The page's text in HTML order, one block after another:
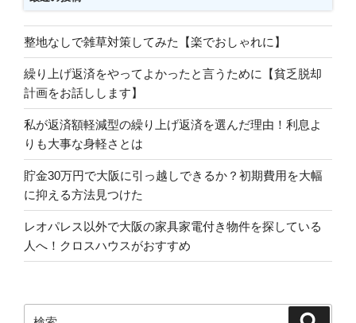
整地なしで雑草対策してみた【楽でおしゃれに】
繰り上げ返済をやってよかったと言うために【貧乏脱却
計画をお話しします】
私が返済額軽減型の繰り上げ返済を選んだ理由！利息よ
りも大事な身軽さとは
貯金30万円で大阪に引っ越しできるか？初期費用を大幅
に抑える方法見つけた
レオパレス以外で大阪の家具家電付き物件を探している
人へ！クロスハウスがおすすめ